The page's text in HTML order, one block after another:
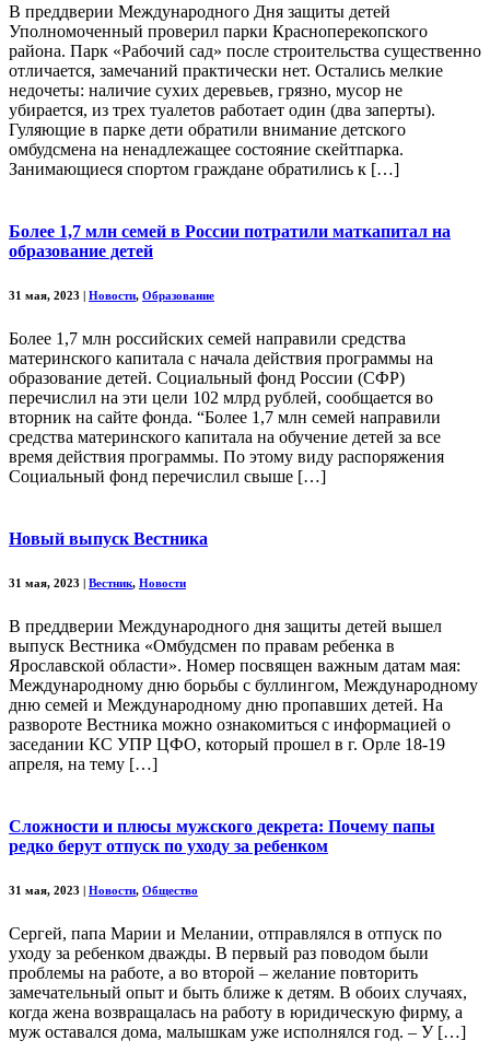
В преддверии Международного Дня защиты детей
Уполномоченный проверил парки Красноперекопского
района. Парк «Рабочий сад» после строительства существенно
отличается, замечаний практически нет. Остались мелкие
недочеты: наличие сухих деревьев, грязно, мусор не
убирается, из трех туалетов работает один (два заперты).
Гуляющие в парке дети обратили внимание детского
омбудсмена на ненадлежащее состояние скейтпарка.
Занимающиеся спортом граждане обратились к […]
Более 1,7 млн семей в России потратили маткапитал на
образование детей
31 мая, 2023 | Новости, Образование
Более 1,7 млн российских семей направили средства
материнского капитала с начала действия программы на
образование детей. Социальный фонд России (СФР)
перечислил на эти цели 102 млрд рублей, сообщается во
вторник на сайте фонда. “Более 1,7 млн семей направили
средства материнского капитала на обучение детей за все
время действия программы. По этому виду распоряжения
Социальный фонд перечислил свыше […]
Новый выпуск Вестника
31 мая, 2023 | Вестник, Новости
В преддверии Международного дня защиты детей вышел
выпуск Вестника «Омбудсмен по правам ребенка в
Ярославской области». Номер посвящен важным датам мая:
Международному дню борьбы с буллингом, Международному
дню семей и Международному дню пропавших детей. На
развороте Вестника можно ознакомиться с информацией о
заседании КС УПР ЦФО, который прошел в г. Орле 18-19
апреля, на тему […]
Сложности и плюсы мужского декрета: Почему папы
редко берут отпуск по уходу за ребенком
31 мая, 2023 Новости, Общество
Сергей, папа Марии и Мелании, отправлялся в отпуск по
уходу за ребенком дважды. В первый раз поводом были
проблемы на работе, а во второй – желание повторить
замечательный опыт и быть ближе к детям. В обоих случаях,
когда жена возвращалась на работу в юридическую фирму, а
муж оставался дома, малышкам уже исполнялся год. – У […]